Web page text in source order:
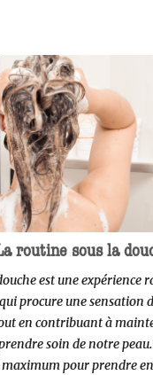
routine sous la
est une expérience
procure une sensation
en contribuant à
soin de notre
pour prendre